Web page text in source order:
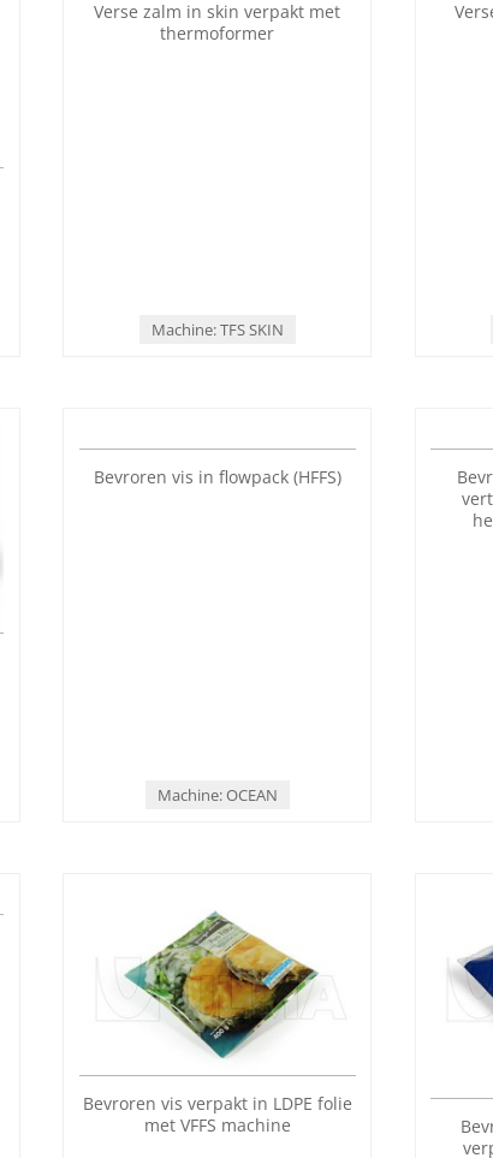
Machine: TFS SKIN
Machine: OCEAN
Bevroren vis verpakt in LDPE folie
met VFFS machine